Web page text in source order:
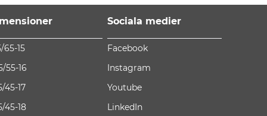
65-15
55-16
45-17
45-18
Sociala medier
Facebook
Instagram
Youtube
LinkedIn